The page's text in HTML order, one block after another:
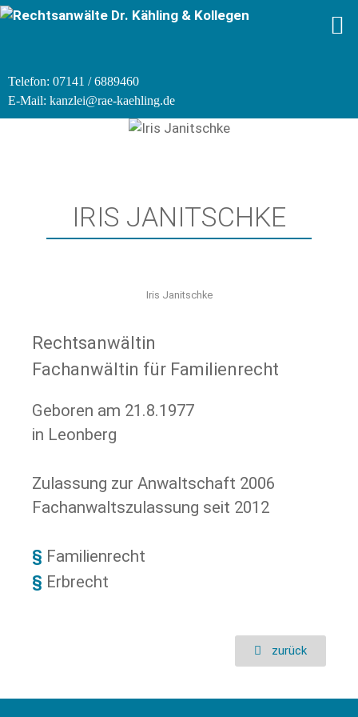
Telefon: 07141 / 6889460
E-Mail: kanzlei@rae-kaehling.de
IRIS JANITSCHKE
Iris Janitschke
Rechtsanwältin
Fachanwältin für Familienrecht
Geboren am 21.8.1977
in Leonberg
Zulassung zur Anwaltschaft 2006
Fachanwaltszulassung seit 2012
Familienrecht
Erbrecht
zurück